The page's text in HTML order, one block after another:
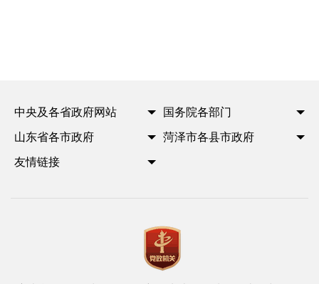
中央及各省政府网站 国务院各部门
山东省各市政府 菏泽市各县市政府
友情链接